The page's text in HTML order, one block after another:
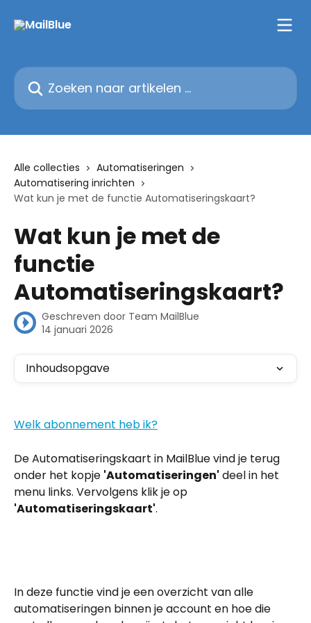
Zoeken naar artikelen ...
Alle collecties
Automatiseringen
Automatisering inrichten
Wat kun je met de functie Automatiseringskaart?
Wat kun je met de
functie
Automatiseringskaart?
Geschreven door Team MailBlue
14 januari 2026
Inhoudsopgave
Welk abonnement heb ik?
De Automatiseringskaart in MailBlue vind je terug
onder het kopje 'Automatiseringen' deel in het
menu links. Vervolgens klik je op
'Automatiseringskaart'.
In deze functie vind je een overzicht van alle
automatiseringen binnen je account en hoe die